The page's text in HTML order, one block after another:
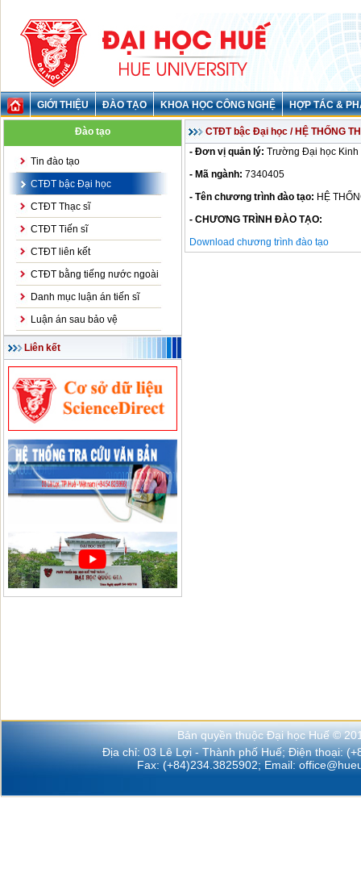
GIỚI THIỆU ĐÀO TẠO KHOA HỌC CÔNG NGHỆ HỢP TÁC &
Đào tạo
Tin đào tạo
CTĐT bậc Đại học
CTĐT Thạc sĩ
CTĐT Tiến sĩ
CTĐT liên kết
CTĐT bằng tiếng nước ngoài
Danh mục luận án tiến sĩ
Luận án sau bảo vệ
Liên kết
CTĐT bậc Đại học / HỆ THỐNG
- Đơn vị quản lý: Trường Đại học Kinh
- Mã ngành: 7340405
- Tên chương trình đào tạo: HỆ
- CHƯƠNG TRÌNH ĐÀO TẠO:
Download chương trình đào tạo
Bản quyền thuộc Đại học Huế ©
Địa chỉ: 03 Lê Lợi - Thành phố Huế; Điện thoại:
Fax: (+84)234.3825902; Email: